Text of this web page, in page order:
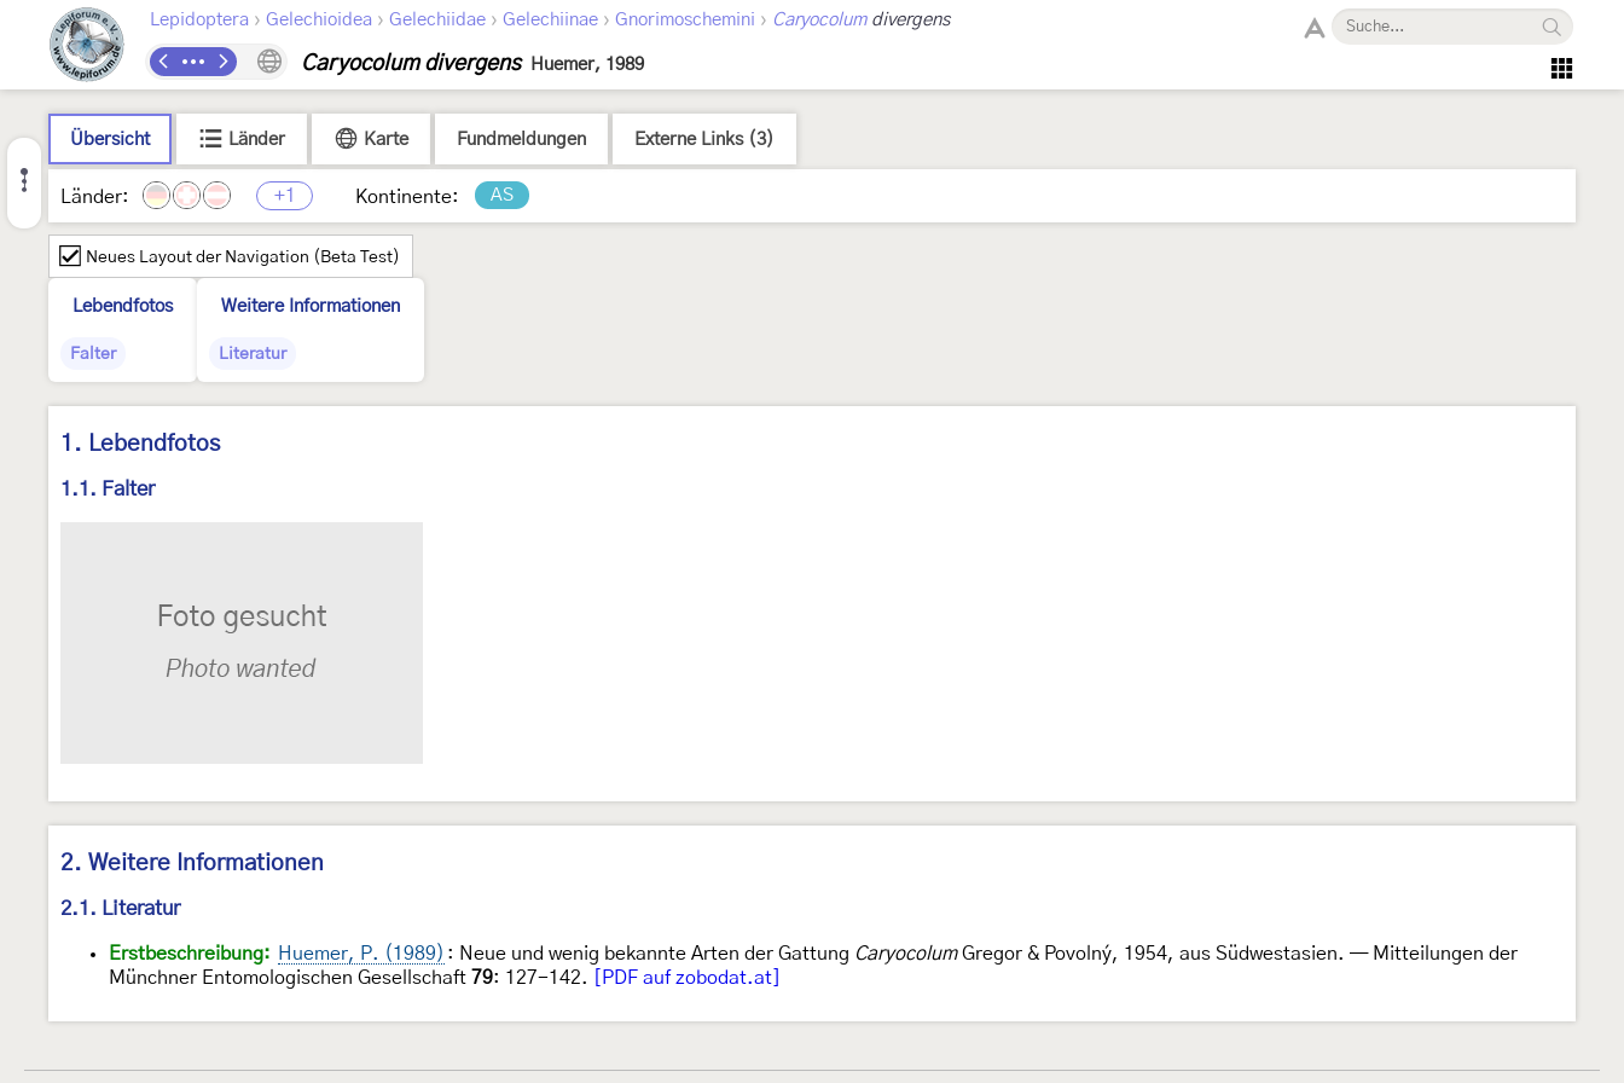
Lepidoptera › Gelechioidea › Gelechiidae › Gelechiinae › Gnorimoschemini › Caryocolumdivergens
Caryocolum divergens Huemer, 1989
Übersicht Länder Karte Fundmeldungen Externe Links (3)
Länder: +1 Kontinente: AS
Neues Layout der Navigation (Beta Test)
Lebendfotos
Falter
Weitere Informationen
Literatur
1. Lebendfotos
1.1. Falter
2. Weitere Informationen
2.1. Literatur
Erstbeschreibung: Huemer, P. (1989) : Neue und wenig bekannte Arten der Gattung CaryocolumGregor & Povolný, 1954, aus Südwestasien. — Mitteilungen der
Münchner Entomologischen Gesellschaft 79: 127-142. [PDF auf zobodat.at]